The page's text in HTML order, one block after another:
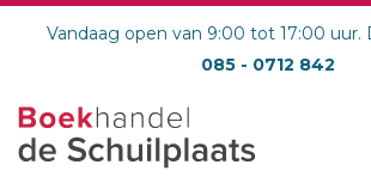
Vandaag open van 9:00 tot 17:00 uur.
085 - 0712 842